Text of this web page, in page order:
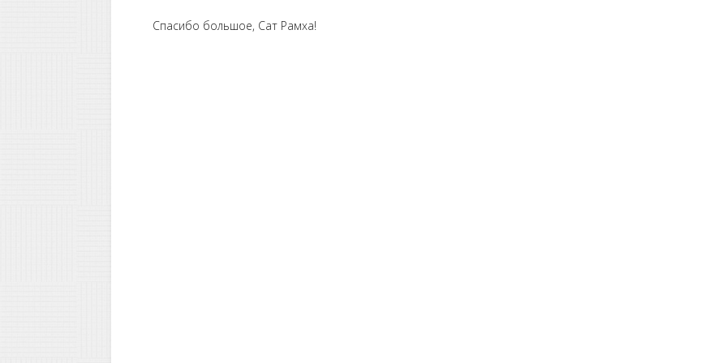
Спасибо большое, Сат Рамха!